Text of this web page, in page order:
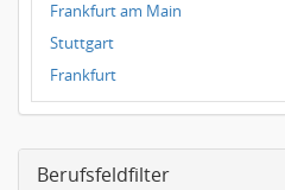
Frankfurt am Main
Stuttgart
Frankfurt
Dresden
Leipzig
Berufsfeldfilter